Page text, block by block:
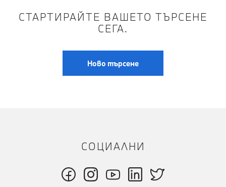
СТАРТИРАЙТЕ ВАШЕТО ТЪРСЕНЕ
СЕГА.
Ново търсене
СОЦИАЛНИ